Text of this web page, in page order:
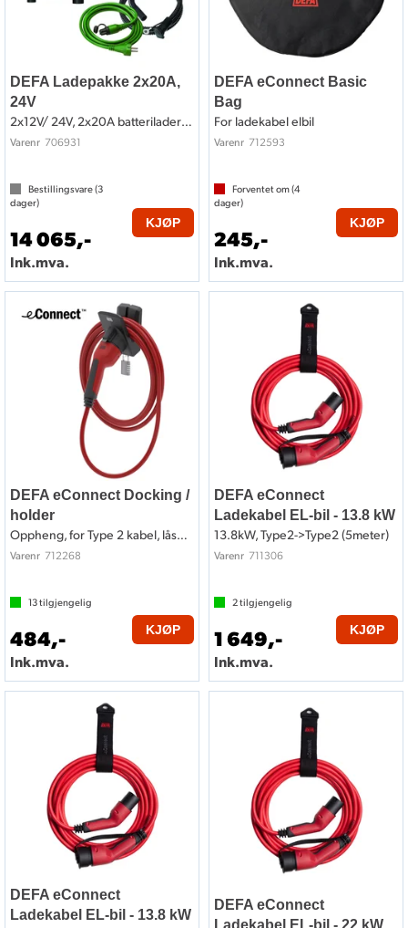
DEFA Ladepakke 2x20A,
24V
2x12V/ 24V, 2x20A batterilader og kabler
Varenr 706931
Bestillingsvare (3
dager)
14 065,-
Ink.mva.
KJØP
DEFA eConnect Basic
Bag
For ladekabel elbil
Varenr 712593
Forventet om (4
dager)
245,-
Ink.mva.
KJØP
DEFA eConnect Docking /
holder
Oppheng, for Type 2 kabel, låsemulighet
Varenr 712268
13tilgjengelig
484,-
Ink.mva.
KJØP
DEFA eConnect
Ladekabel EL-bil - 13.8 kW
13.8kW, Type2->Type2 (5meter)
Varenr 711306
2tilgjengelig
1 649,-
Ink.mva.
KJØP
DEFA eConnect
Ladekabel EL-bil - 13.8 kW
DEFA eConnect
Ladekabel EL-bil - 22 kW